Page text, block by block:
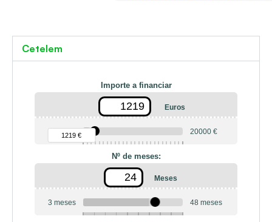
Cetelem
Importe a financiar
Euros
90 €
1219 € 20000 €
Nº de meses:
Meses
3 meses 48 meses